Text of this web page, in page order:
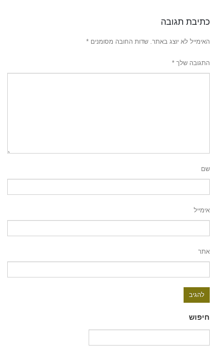
כתיבת תגובה
האימייל לא יוצג באתר. שדות החובה מסומנים *
התגובה שלך *
שם
אימייל
אתר
חיפוש